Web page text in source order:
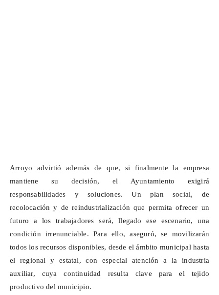
Arroyo advirtió además de que, si finalmente la empresa
mantiene su decisión, el Ayuntamiento exigirá
responsabilidades y soluciones. Un plan social, de
recolocación y de reindustrialización que permita ofrecer un
futuro a los trabajadores será, llegado ese escenario, una
condición irrenunciable. Para ello, aseguró, se movilizarán
todos los recursos disponibles, desde el ámbito municipal hasta
el regional y estatal, con especial atención a la industria
auxiliar, cuya continuidad resulta clave para el tejido
productivo del municipio.